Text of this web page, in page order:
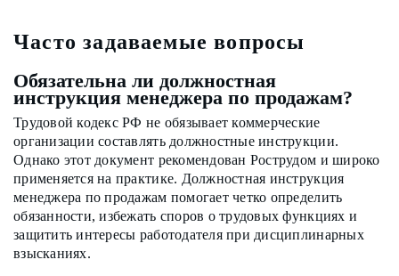
Часто задаваемые вопросы
Обязательна ли должностная
инструкция менеджера по продажам?
Трудовой кодекс РФ не обязывает коммерческие
организации составлять должностные инструкции.
Однако этот документ рекомендован Рострудом и широко
применяется на практике. Должностная инструкция
менеджера по продажам помогает четко определить
обязанности, избежать споров о трудовых функциях и
защитить интересы работодателя при дисциплинарных
взысканиях.